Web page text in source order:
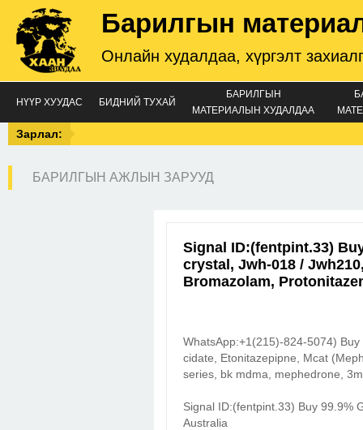
Барилгын
Онлайн худалдаа, хүргэлт
НҮҮР ХУУДАС БИДНИЙ ТУХАЙ
БАРИЛГЫН
МАТЕРИАЛЫН ХУДАЛДАА
Зарлал:
БАРИЛГЫН АЖЛЫН ЗАРУУД
Signal ID:(fentpint.33)
crystal, Jwh-018 /
Bromazolam,
WhatsApp:+1(215)-824-5074)
cidate, Etonitazepipne, Mcat
series, bk mdma, mephedrone,
Signal ID:(fentpint.33) Buy 99.9%
Australia